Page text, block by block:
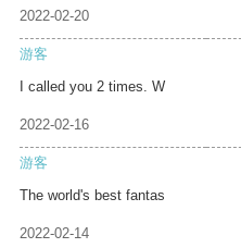
2022-02-20
游客
I called you 2 times. W
2022-02-16
游客
The world's best fantas
2022-02-14